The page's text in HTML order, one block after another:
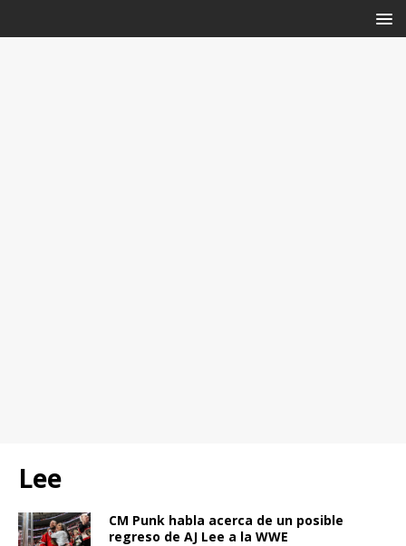
Lee
CM Punk habla acerca de un posible
regreso de AJ Lee a la WWE